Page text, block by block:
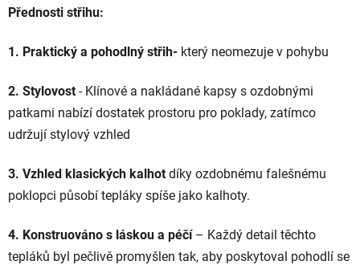
Přednosti střihu:
1. Praktický a pohodlný střih- který neomezuje v pohybu
2. Stylovost - Klínové a nakládané kapsy s ozdobnými
patkami nabízí dostatek prostoru pro poklady, zatímco
udržují stylový vzhled
3. Vzhled klasických kalhot díky ozdobnému falešnému
poklopci působí tepláky spíše jako kalhoty.
4. Konstruováno s láskou a péčí– Každý detail těchto
tepláků byl pečlivě promyšlen tak, aby poskytoval pohodlí se